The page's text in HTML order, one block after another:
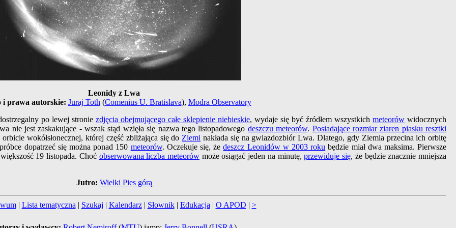
Leonidy z Lwa
i prawa autorskie: Juraj Toth (Comenius U. Bratislava), Modra Observatory
po lewej stroniezdjęcia obejmującego całe sklepienie niebieskie, wydaje się być źródłem wszystkichmeteorów widocznych
nie jest zaskakujące - wszak stąd wzięła się nazwa tego listopadowego deszczu meteorów. Posiadające rozmiar ziaren piasku resztki
wokółsłonecznej, której część zbliżająca się do Ziemi nakłada się na gwiazdozbiór Lwa. Dlatego, gdy Ziemia przecina ich orbitę
dopatrzeć się można ponad 150 meteorów. Oczekuje się, żedeszcz Leonidów w 2003 roku będzie miał dwa maksima. Pierwsze
19 listopada. Choć obserwowana liczba meteorów może osiągać jeden na minutę,przewiduje się, że będzie znacznie mniejsza
Jutro: Wielki Pies górą
| Lista tematyczna | Szukaj | Kalendarz| Słownik| Edukacja | O APOD | >